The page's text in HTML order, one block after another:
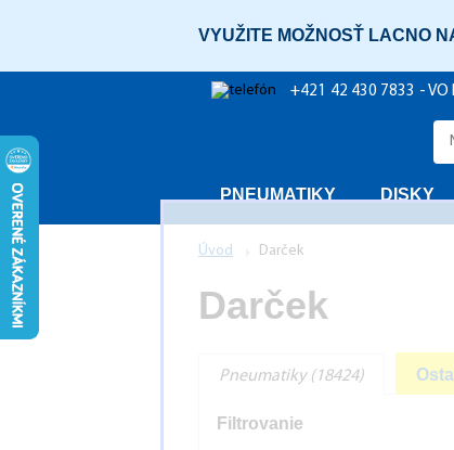
VYUŽITE MOŽNOSŤ LACNO
+421 42 430 7833 - VO
PNEUMATIKY DISKY
Úvod Darček
Darček
Pneumatiky (18424)
Filtrovanie